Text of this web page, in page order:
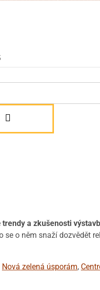
trendy a zkušenosti
se o něm snaží dozvědět
Nová zelená úsporám,